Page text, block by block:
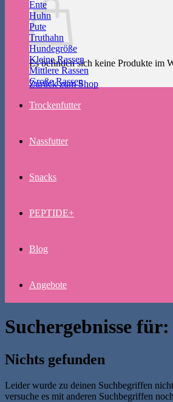
Es befinden sich keine Produkte im
Zurück zum Shop
Ente
Huhn
Pute
Truthahn
Hundegröße
Kleine Rassen
Mittlere Rassen
Große Rassen
Trockenfutter
Nassfutter
Snacks
PEPTIDE+
Blog
Angebote
Suchergebnisse für:
Nichts gefunden
Leider wurde zu deinen Suchbegriffen
versuche es mit anderen Suchbegriffen